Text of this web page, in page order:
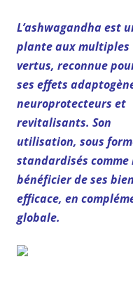
L’ashwagandha est
plante aux multiples
vertus, reconnue
ses effets
neuroprotecteurs et
revitalisants. Son
utilisation, sous
standardisés comme
bénéficier de ses
efficace, en
globale.